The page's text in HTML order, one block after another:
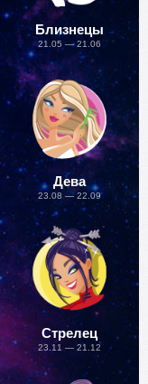
Близнецы
21.05 — 21.06
Дева
23.08 — 22.09
Стрелец
23.11 — 21.12